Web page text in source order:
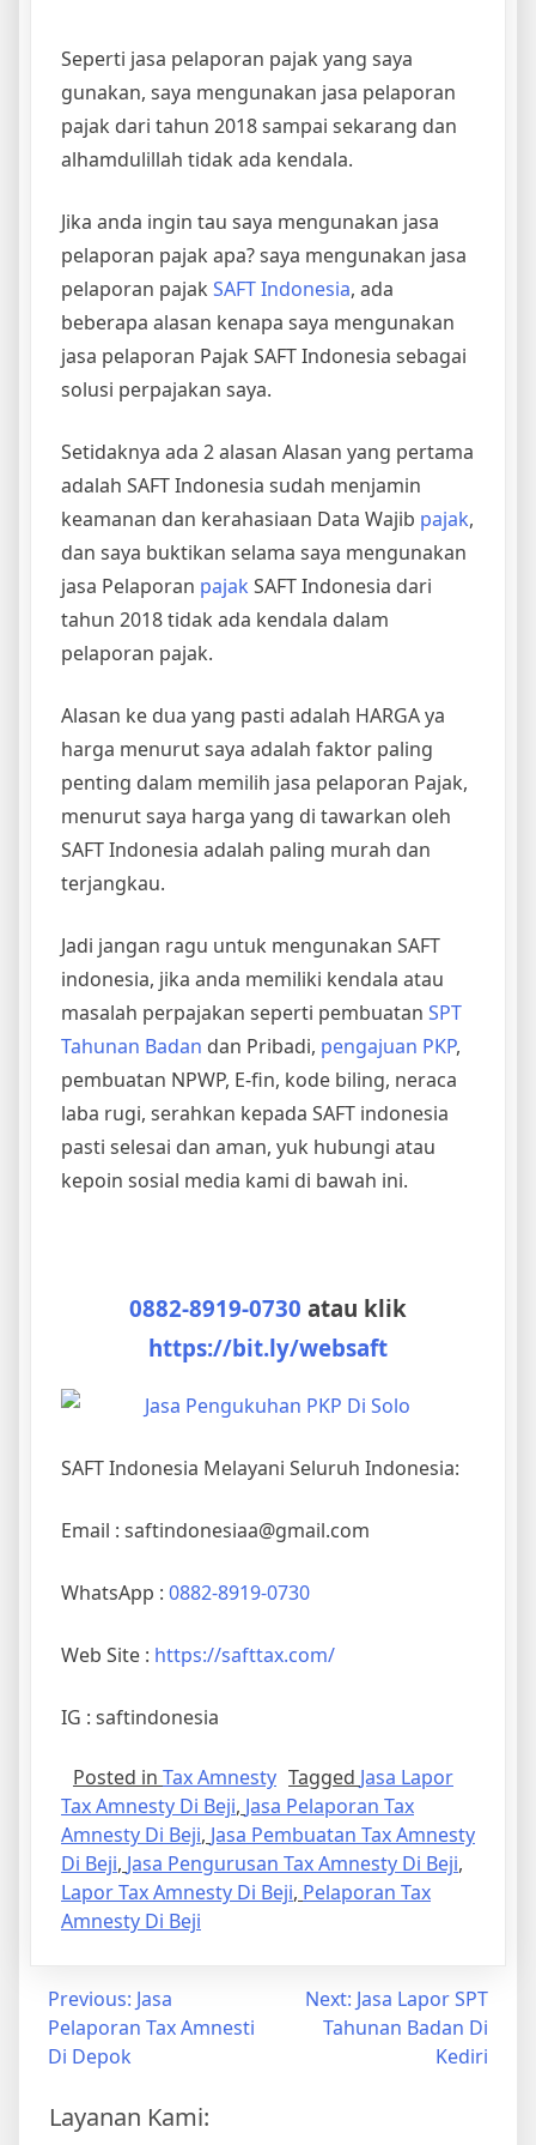
Seperti jasa pelaporan pajak yang saya
gunakan, saya mengunakan jasa pelaporan
pajak dari tahun 2018 sampai sekarang dan
alhamdulillah tidak ada kendala.
Jika anda ingin tau saya mengunakan jasa
pelaporan pajak apa? saya mengunakan jasa
pelaporan pajak SAFT Indonesia, ada
beberapa alasan kenapa saya mengunakan
jasa pelaporan Pajak SAFT Indonesia sebagai
solusi perpajakan saya.
Setidaknya ada 2 alasan Alasan yang pertama
adalah SAFT Indonesia sudah menjamin
keamanan dan kerahasiaan Data Wajib pajak,
dan saya buktikan selama saya mengunakan
jasa Pelaporan pajak SAFT Indonesia dari
tahun 2018 tidak ada kendala dalam
pelaporan pajak.
Alasan ke dua yang pasti adalah HARGA ya
harga menurut saya adalah faktor paling
penting dalam memilih jasa pelaporan Pajak,
menurut saya harga yang di tawarkan oleh
SAFT Indonesia adalah paling murah dan
terjangkau.
Jadi jangan ragu untuk mengunakan SAFT
indonesia, jika anda memiliki kendala atau
masalah perpajakan seperti pembuatan SPT
Tahunan Badan dan Pribadi, pengajuan PKP,
pembuatan NPWP, E-fin, kode biling, neraca
laba rugi, serahkan kepada SAFT indonesia
pasti selesai dan aman, yuk hubungi atau
kepoin sosial media kami di bawah ini.
0882-8919-0730 atau klik
https://bit.ly/websaft
SAFT Indonesia Melayani Seluruh Indonesia:
Email : saftindonesiaa@gmail.com
WhatsApp : 0882-8919-0730
Web Site : https://safttax.com/
IG : saftindonesia
Posted in Tax Amnesty Tagged Jasa Lapor
Tax Amnesty Di Beji, Jasa Pelaporan Tax
Amnesty Di Beji, Jasa Pembuatan Tax Amnesty
Di Beji, Jasa Pengurusan Tax Amnesty Di Beji,
Lapor Tax Amnesty Di Beji, Pelaporan Tax
Amnesty Di Beji
Previous: Jasa
Pelaporan Tax Amnesti
Di Depok
Next: Jasa Lapor SPT
Tahunan Badan Di
Kediri
Layanan Kami: